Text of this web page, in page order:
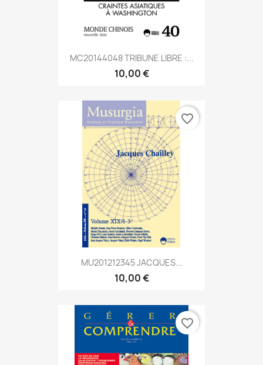
MC20144048 TRIBUNE LIBRE :...
10,00 €
MU201212345 JACQUES...
10,00 €
favorite_border
favorite_border